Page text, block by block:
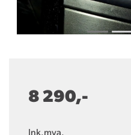
8 290,-
Ink.mva.